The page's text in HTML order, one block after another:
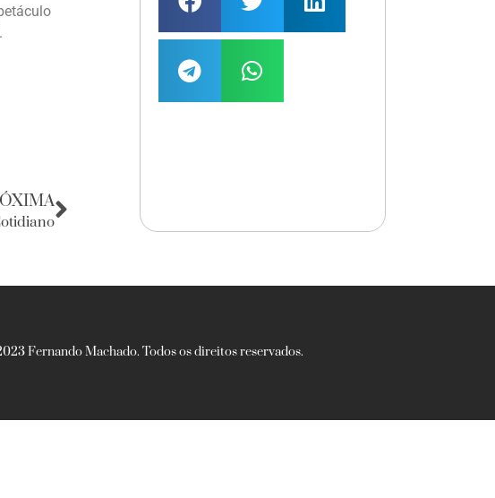
Fernando Machado. Todos os direitos reservados.